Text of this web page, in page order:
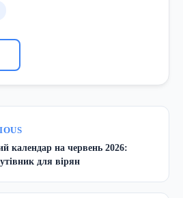
календар на червень 2026:
для вірян